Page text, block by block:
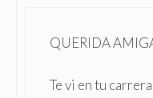
QUERIDA
Te vi en tu